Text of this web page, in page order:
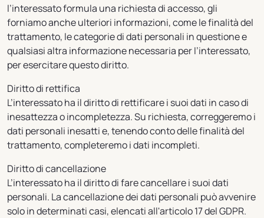
l’interessato formula una richiesta di accesso, gli
forniamo anche ulteriori informazioni, come le finalità del
trattamento, le categorie di dati personali in questione e
qualsiasi altra informazione necessaria per l’interessato,
per esercitare questo diritto.
Diritto di rettifica
L’interessato ha il diritto di rettificare i suoi dati in caso di
inesattezza o incompletezza. Su richiesta, correggeremo i
dati personali inesatti e, tenendo conto delle finalità del
trattamento, completeremo i dati incompleti.
Diritto di cancellazione
L’interessato ha il diritto di fare cancellare i suoi dati
personali. La cancellazione dei dati personali può avvenire
solo in determinati casi, elencati all'articolo 17 del GDPR.